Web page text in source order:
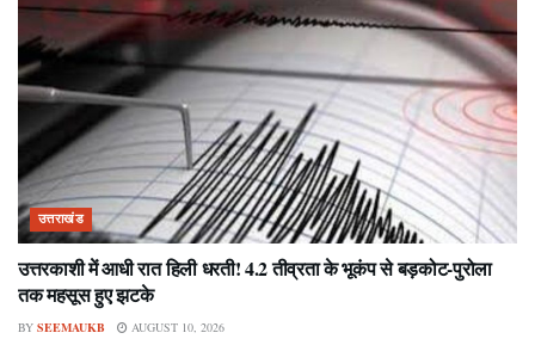
उत्तराखंड
उत्तरकाशी में आधी रात हिली धरती! 4.2 तीव्रता के भूकंप से बड़कोट-पुरोला
तक महसूस हुए झटके
BY SEEMAUKB AUGUST 10, 2026